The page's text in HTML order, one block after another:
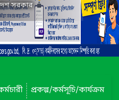
সরকার
প্রকল্প/কর্মসূচি/কার্যক্রম